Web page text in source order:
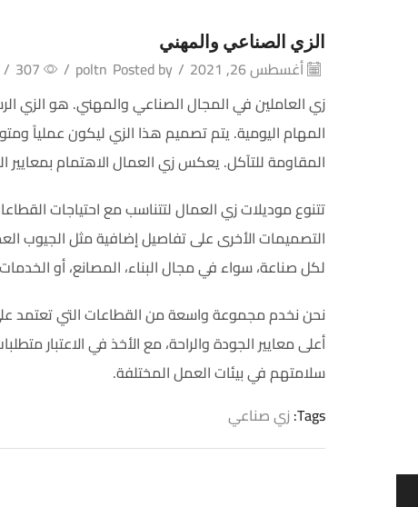
الزي الصناعي والمهني
أغسطس 26, 2021 /
Posted by
poltn
/
307
/
زي العاملين في المجال الصناعي والمهني. هو الزي
المهام اليومية. يتم تصميم هذا الزي ليكون عملياً
المقاومة للتآكل. يعكس زي العمال الاهتمام بمعايير
تتنوع موديلات زي العمال لتتناسب مع احتياجات
التصميمات الأخرى على تفاصيل إضافية مثل الجيوب
لكل صناعة، سواء في مجال البناء، المصانع، أو
نحن نخدم مجموعة واسعة من القطاعات التي تعتمد
أعلى معايير الجودة والراحة، مع الأخذ في الاعتبار
سلامتهم في بيئات العمل المختلفة.
Tags: زي صناعي